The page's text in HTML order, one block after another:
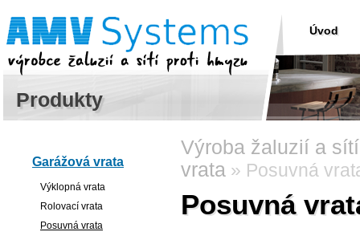
Úvod
Produkty
Garážová vrata
Výklopná vrata
Rolovací vrata
Posuvná vrata
Výroba žaluzií a
vrata » Posuvná
Posuvná